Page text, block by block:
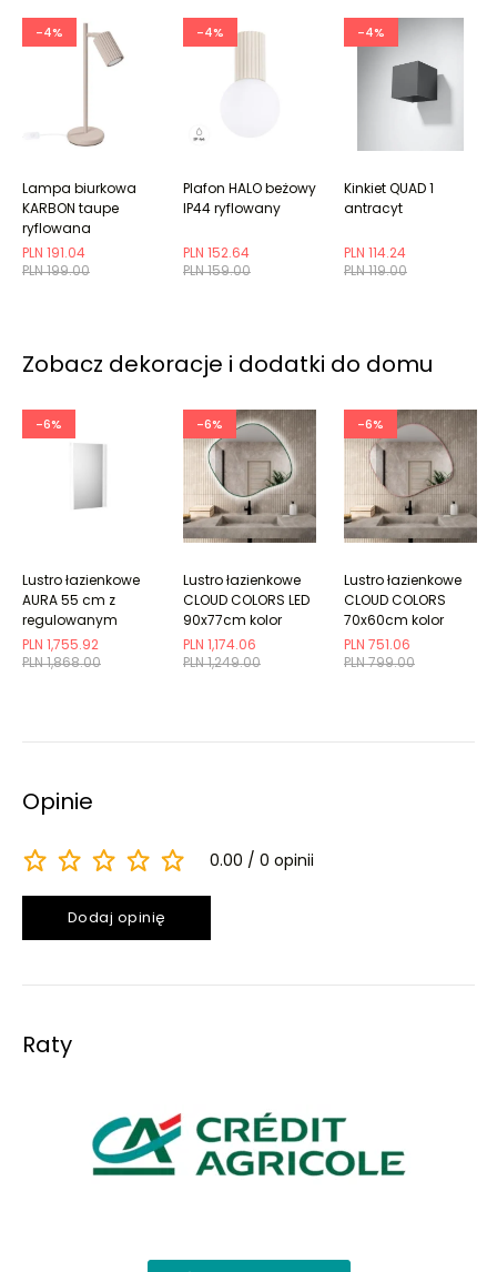
-4%
PLN 199.00
PLN 191.04
Lampa biurkowa
KARBON taupe
ryflowana
-4%
PLN 159.00
PLN 152.64
Plafon HALO beżowy
IP44 ryflowany
-4%
PLN 119.00
PLN 114.24
Kinkiet QUAD 1
antracyt
Zobacz dekoracje i dodatki do domu
-6%
PLN 1,868.00
PLN 1,755.92
Lustro łazienkowe
AURA 55 cm z
regulowanym
podświetleniem LED
-6%
PLN 1,249.00
PLN 1,174.06
Lustro łazienkowe
CLOUD COLORS LED
90x77cm kolor
ramki do wyboru
-6%
PLN 799.00
PLN 751.06
Lustro łazienkowe
CLOUD COLORS
70x60cm kolor
ramki do wyboru
Opinie
0.00 0 opinii
Dodaj opinię
Raty